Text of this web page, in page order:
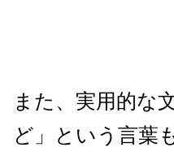
また、実用的な
ど」という言葉